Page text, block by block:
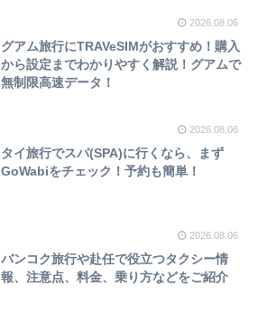
2026.08.06
グアム旅行にTRAVeSIMがおすすめ！購入
から設定までわかりやすく解説！グアムで
無制限高速データ！
2026.08.06
タイ旅行でスパ(SPA)に行くなら、まず
GoWabiをチェック！予約も簡単！
2026.08.06
バンコク旅行や赴任で役立つタクシー情
報、注意点、料金、乗り方などをご紹介